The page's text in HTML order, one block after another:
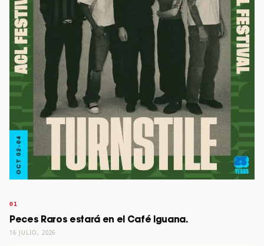
Peces Raros estará en el Café Iguana.
16 JULIO, 2026